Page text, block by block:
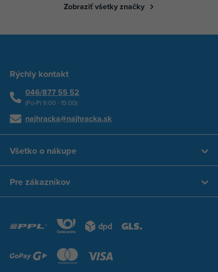
Zobraziť všetky značky
Rýchly kontakt
046/877 55 52
(Po-Pi 9:00 - 15:00)
najhracka@najhracka.sk
Všetko o nákupe
Pre zákazníkov